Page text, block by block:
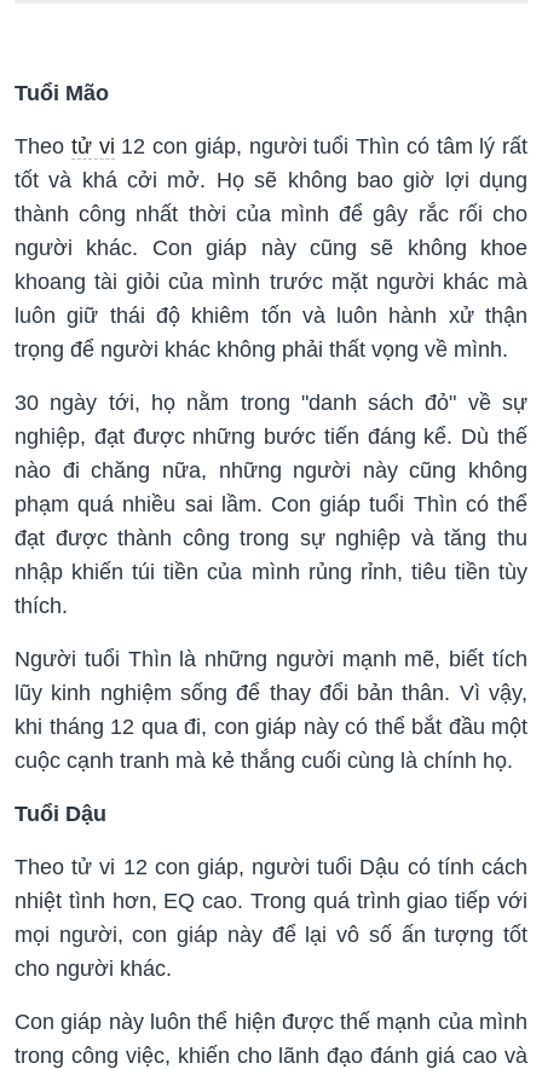
Tuổi Mão
Theo tử vi 12 con giáp, người tuổi Thìn có tâm lý rất
tốt và khá cởi mở. Họ sẽ không bao giờ lợi dụng
thành công nhất thời của mình để gây rắc rối cho
người khác. Con giáp này cũng sẽ không khoe
khoang tài giỏi của mình trước mặt người khác mà
luôn giữ thái độ khiêm tốn và luôn hành xử thận
trọng để người khác không phải thất vọng về mình.
30 ngày tới, họ nằm trong "danh sách đỏ" về sự
nghiệp, đạt được những bước tiến đáng kể. Dù thế
nào đi chăng nữa, những người này cũng không
phạm quá nhiều sai lầm. Con giáp tuổi Thìn có thể
đạt được thành công trong sự nghiệp và tăng thu
nhập khiến túi tiền của mình rủng rỉnh, tiêu tiền tùy
thích.
Người tuổi Thìn là những người mạnh mẽ, biết tích
lũy kinh nghiệm sống để thay đổi bản thân. Vì vậy,
khi tháng 12 qua đi, con giáp này có thể bắt đầu một
cuộc cạnh tranh mà kẻ thắng cuối cùng là chính họ.
Tuổi Dậu
Theo tử vi 12 con giáp, người tuổi Dậu có tính cách
nhiệt tình hơn, EQ cao. Trong quá trình giao tiếp với
mọi người, con giáp này để lại vô số ấn tượng tốt
cho người khác.
Con giáp này luôn thể hiện được thế mạnh của mình
trong công việc, khiến cho lãnh đạo đánh giá cao và